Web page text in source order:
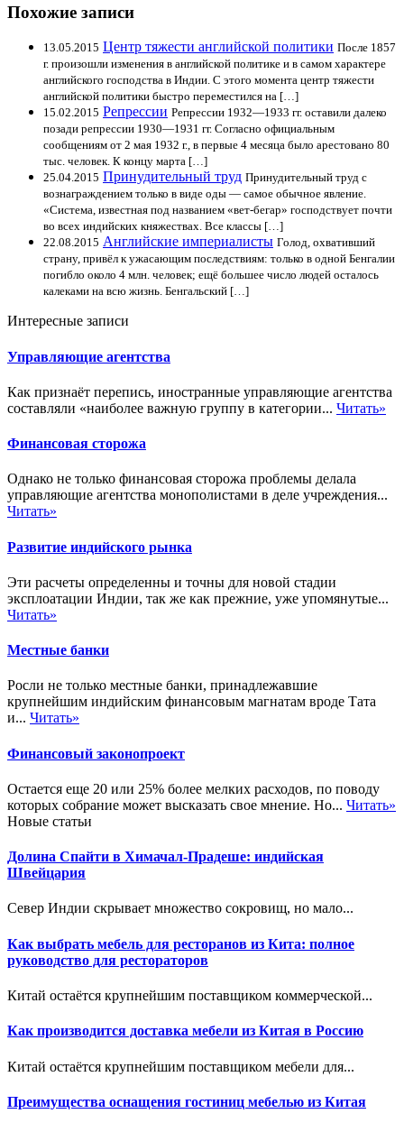
Похожие записи
13.05.2015 Центр тяжести английской политики После 1857
г. произошли изменения в английской политике и в самом характере
английского господства в Индии. С этого момента центр тяжести
английской политики быстро переместился на […]
15.02.2015 Репрессии Репрессии 1932—1933 гг. оставили далеко
позади репрессии 1930—1931 гг. Согласно официальным
сообщениям от 2 мая 1932 г., в первые 4 месяца было арестовано 80
тыс. человек. К концу марта […]
25.04.2015 Принудительный труд Принудительный труд с
вознаграждением только в виде оды — самое обычное явление.
«Система, известная под названием «вет-бегар» господствует почти
во всех индийских княжествах. Все классы […]
22.08.2015 Английские империалисты Голод, охвативший
страну, привёл к ужасающим последствиям: только в одной Бенгалии
погибло около 4 млн. человек; ещё большее число людей осталось
калеками на всю жизнь. Бенгальский […]
Интересные записи
Управляющие агентства
Как признаёт перепись, иностранные управляющие агентства
составляли «наиболее важную группу в категории... Читать»
Финансовая сторожа
Однако не только финансовая сторожа проблемы делала
управляющие агентства монополистами в деле учреждения...
Читать»
Развитие индийского рынка
Эти расчеты определенны и точны для новой стадии
эксплоатации Индии, так же как прежние, уже упомянутые...
Читать»
Местные банки
Росли не только местные банки, принадлежавшие
крупнейшим индийским финансовым магнатам вроде Тата
и... Читать»
Финансовый законопроект
Остается еще 20 или 25% более мелких расходов, по поводу
которых собрание может высказать свое мнение. Но... Читать»
Новые статьи
Долина Спайти в Химачал-Прадеше: индийская
Швейцария
Север Индии скрывает множество сокровищ, но мало...
Как выбрать мебель для ресторанов из Кита: полное
руководство для рестораторов
Китай остаётся крупнейшим поставщиком коммерческой...
Как производится доставка мебели из Китая в Россию
Китай остаётся крупнейшим поставщиком мебели для...
Преимущества оснащения гостиниц мебелью из Китая